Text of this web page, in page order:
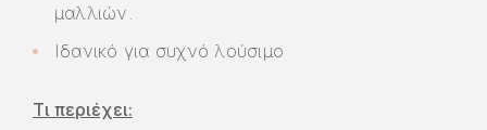
μαλλιών.
Ιδανικό για συχνό λούσιμο
Τι περιέχει: